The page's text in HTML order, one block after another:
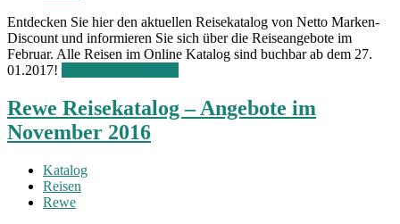
Entdecken Sie hier den aktuellen Reisekatalog von Netto Marken-
Discount und informieren Sie sich über die Reiseangebote im
Februar. Alle Reisen im Online Katalog sind buchbar ab dem 27.
01.2017!
Rewe Reisekatalog – Angebote im
November 2016
Katalog
Reisen
Rewe